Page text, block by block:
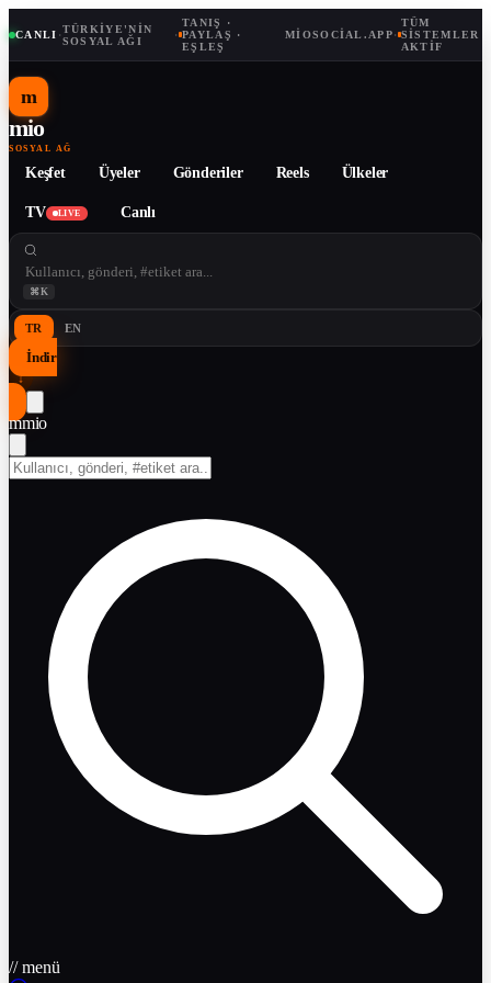
CANLI ·TÜRKIYE'NIN
SOSYAL AĞI
·
TANIŞ ·
PAYLAŞ ·
EŞLEŞ
MIOSOCIAL.APP·
TÜM
SISTEMLER
AKTIF
m
mio
SOSYAL AĞ
Keşfet Üyeler Gönderiler Reels Ülkeler
TV LIVE Canlı
⌘K
TR EN
İndir
↓
mmio
// menü